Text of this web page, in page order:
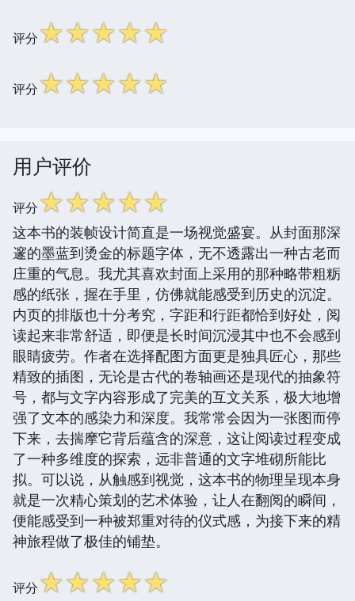
评分☆☆☆☆☆
评分☆☆☆☆☆
用户评价
评分☆☆☆☆☆
这本书的装帧设计简直是一场视觉盛宴。从封面那深
邃的墨蓝到烫金的标题字体，无不透露出一种古老而
庄重的气息。我尤其喜欢封面上采用的那种略带粗粝
感的纸张，握在手里，仿佛就能感受到历史的沉淀。
内页的排版也十分考究，字距和行距都恰到好处，阅
读起来非常舒适，即便是长时间沉浸其中也不会感到
眼睛疲劳。作者在选择配图方面更是独具匠心，那些
精致的插图，无论是古代的卷轴画还是现代的抽象符
号，都与文字内容形成了完美的互文关系，极大地增
强了文本的感染力和深度。我常常会因为一张图而停
下来，去揣摩它背后蕴含的深意，这让阅读过程变成
了一种多维度的探索，远非普通的文字堆砌所能比
拟。可以说，从触感到视觉，这本书的物理呈现本身
就是一次精心策划的艺术体验，让人在翻阅的瞬间，
便能感受到一种被郑重对待的仪式感，为接下来的精
神旅程做了极佳的铺垫。
评分☆☆☆☆☆